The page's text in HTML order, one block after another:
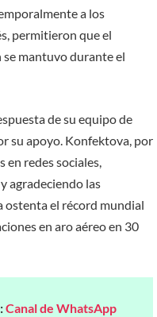
a los
permitieron que el
mantuvo durante el
de su equipo de
su apoyo. Konfektova, por
redes sociales,
agradeciendo las
ostenta el récord mundial
en aro aéreo en 30
Canal de WhatsApp